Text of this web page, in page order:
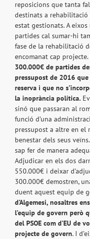
reposicions que tanta
destinats a rehabilitació
estat gestionats. A eixos
partides cal sumar-hi
fase de la rehabilitació
encomanat cap projecte.
300.000€ de partides
pressupost de 2016
reserva i que no
la inoprància política.
sinó que passaran al
funció d’una
pressupost a altre en
benestar dels seus
sap fer de manera
Adjudicar en els dos
550.000€ i deixar
300.000€ demostren,
duent aquest equip de
d’Algemesi, nosaltres
l’equip de govern però
del PSOE com d’EU de
projecte de govern. I